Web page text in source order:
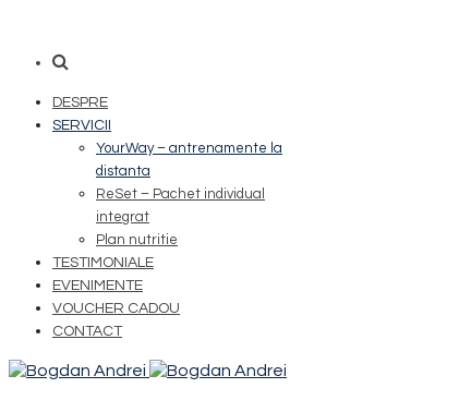
DESPRE
SERVICII
YourWay – antrenamente la
distanta
ReSet – Pachet individual
integrat
Plan nutritie
TESTIMONIALE
EVENIMENTE
VOUCHER CADOU
CONTACT